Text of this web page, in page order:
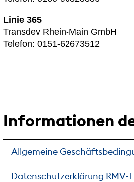
Linie 365
Transdev Rhein-Main GmbH
Telefon: 0151-62673512
Informationen
Allgemeine
Datenschutzerklärung RMV-